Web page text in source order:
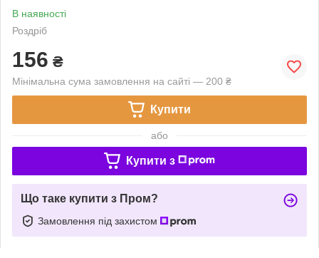
В наявності
Роздріб
156 ₴
Мінімальна сума замовлення на сайті — 200 ₴
Купити
або
Купити з
Що таке купити з Пром?
Замовлення під захистом